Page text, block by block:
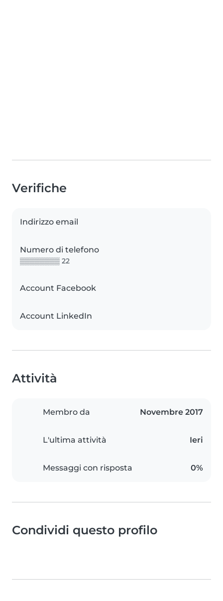
Verifiche
Indirizzo email
Numero di telefono
▒▒▒▒▒▒▒▒ 22
Account Facebook
Account LinkedIn
Attività
Membro da Novembre 2017
L'ultima attività Ieri
Messaggi con risposta 0%
Condividi questo profilo